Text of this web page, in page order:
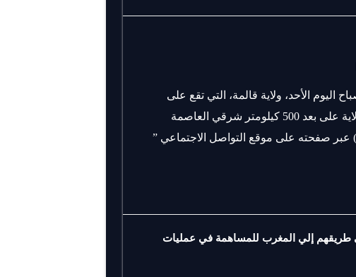
صباح اليوم الأحد، ولاية قالمة، التي تقع على
مسافة 500 كيلومتر شرقي الجزائر. وتقع هذه الولاية على بعد 500 كيلومتر شرقي العاصمة
عبر صفحته على موقع التواصل الاجتماعي ”
طريقهم إلي المغرب للمساهمة في عمليات